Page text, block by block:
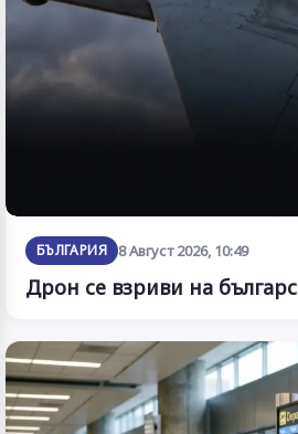
БЪЛГАРИЯ 8 Август 2026, 10:49
Дрон се взриви на